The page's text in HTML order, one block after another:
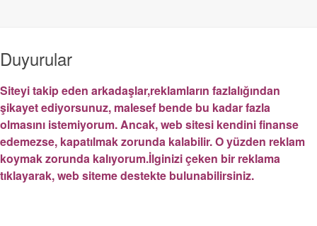
Duyurular
Siteyi takip eden arkadaşlar,reklamların fazlalığından
şikayet ediyorsunuz, malesef bende bu kadar fazla
olmasını istemiyorum. Ancak, web sitesi kendini finanse
edemezse, kapatılmak zorunda kalabilir. O yüzden reklam
koymak zorunda kalıyorum.İlginizi çeken bir reklama
tıklayarak, web siteme destekte bulunabilirsiniz.